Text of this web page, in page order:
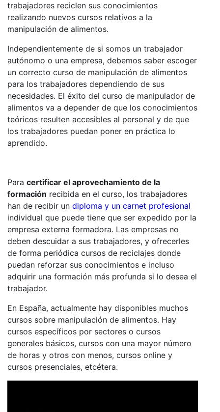
trabajadores reciclen sus conocimientos
realizando nuevos cursos relativos a la
manipulación de alimentos.
Independientemente de si somos un trabajador
autónomo o una empresa, debemos saber escoger
un correcto curso de manipulación de alimentos
para los trabajadores dependiendo de sus
necesidades. El éxito del curso de manipulador de
alimentos va a depender de que los conocimientos
teóricos resulten accesibles al personal y de que
los trabajadores puedan poner en práctica lo
aprendido.
Para certificar el aprovechamiento de la
formación recibida en el curso, los trabajadores
han de recibir un diploma y un carnet profesional
individual que puede tiene que ser expedido por la
empresa externa formadora. Las empresas no
deben descuidar a sus trabajadores, y ofrecerles
de forma periódica cursos de reciclajes donde
puedan reforzar sus conocimientos e incluso
adquirir una formación más profunda si lo desea el
trabajador.
En España, actualmente hay disponibles muchos
cursos sobre manipulación de alimentos. Hay
cursos específicos por sectores o cursos
generales básicos, cursos con una mayor número
de horas y otros con menos, cursos online y
cursos presenciales, etcétera.